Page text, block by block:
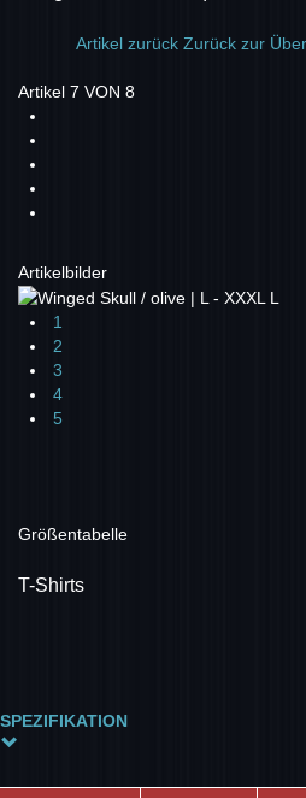
Artikel zurück Zurück zur
Artikel 7 VON 8
Artikelbilder
1
2
3
4
5
Größentabelle
T-Shirts
SPEZIFIKATION
Skull&Bones